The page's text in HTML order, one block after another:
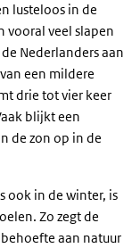
lusteloos in de
vooral veel slapen
Nederlanders aan
een mildere
drie tot vier keer
blijkt een
de zon op in de
ook in de winter, is
Zo zegt de
aan natuur